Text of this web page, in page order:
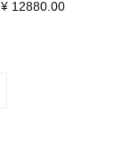
¥ 12880.00